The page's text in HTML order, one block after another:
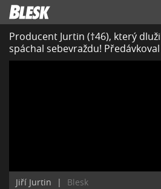
Producent Jurtin (†46), který
spáchal sebevraždu!
Jiří Jurtin | Blesk